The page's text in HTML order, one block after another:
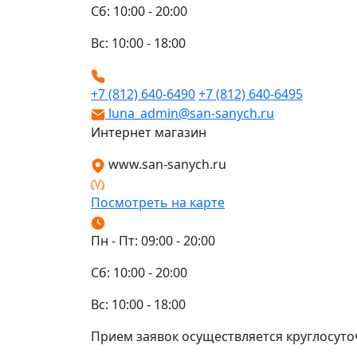
Сб: 10:00 - 20:00
Вс: 10:00 - 18:00
+7 (812) 640-6490+7 (812) 640-6495
luna_admin@san-sanych.ru
Интернет магазин
www.san-sanych.ru
Посмотреть на карте
Пн - Пт: 09:00 - 20:00
Сб: 10:00 - 20:00
Вс: 10:00 - 18:00
Прием заявок осуществляется